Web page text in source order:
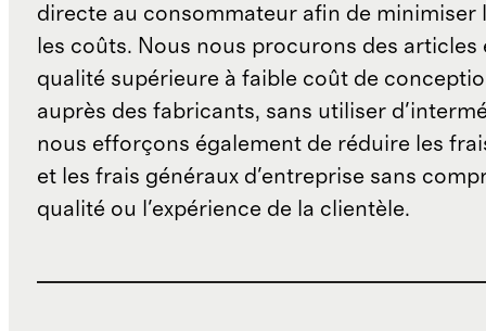
directe au consommateur afin de minimiser
les coûts. Nous nous procurons des articles
qualité supérieure à faible coût de
auprès des fabricants, sans utiliser
nous efforçons également de réduire les
et les frais généraux d'entreprise sans
qualité ou l'expérience de la clientèle.